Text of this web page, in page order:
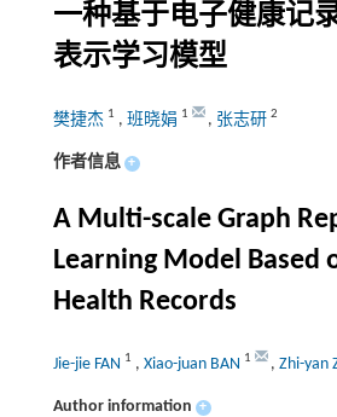
一种基于电子健康记
表示学习模型
樊捷杰 1 , 班晓娟 1 , 张志研 2
作者信息 +
A Multi-scale Graph
Learning Model Based
Health Records
Jie-jie FAN 1 , Xiao-juan BAN 1 , Zhi-yan
Author information +